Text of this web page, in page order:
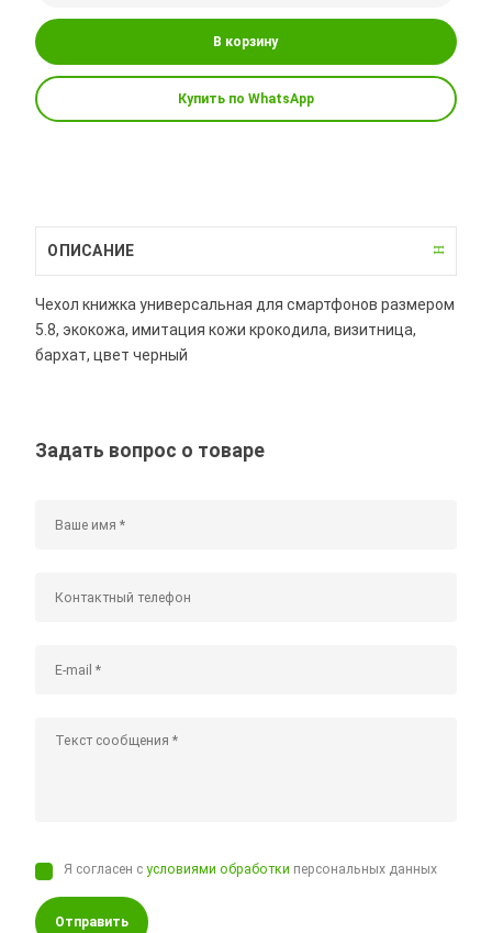
В корзину
Купить по WhatsApp
ОПИСАНИЕ
Чехол книжка универсальная для смартфонов размером
5.8, экокожа, имитация кожи крокодила, визитница,
бархат, цвет черный
Задать вопрос о товаре
Я согласен сусловиями обработки персональных данных
Отправить